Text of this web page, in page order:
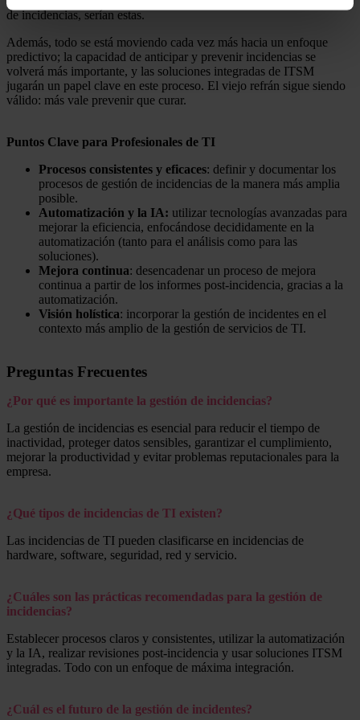
de incidencias, serían estas.
Además, todo se está moviendo cada vez más hacia un enfoque
predictivo; la capacidad de anticipar y prevenir incidencias se
volverá más importante, y las soluciones integradas de ITSM
jugarán un papel clave en este proceso. El viejo refrán sigue siendo
válido: más vale prevenir que curar.
Puntos Clave para Profesionales de TI
Procesos consistentes y eficaces: definir y documentar los
procesos de gestión de incidencias de la manera más amplia
posible.
Automatización y la IA: utilizar tecnologías avanzadas para
mejorar la eficiencia, enfocándose decididamente en la
automatización (tanto para el análisis como para las
soluciones).
Mejora continua: desencadenar un proceso de mejora
continua a partir de los informes post-incidencia, gracias a la
automatización.
Visión holística: incorporar la gestión de incidentes en el
contexto más amplio de la gestión de servicios de TI.
Preguntas Frecuentes
¿Por qué es importante la gestión de incidencias?
La gestión de incidencias es esencial para reducir el tiempo de
inactividad, proteger datos sensibles, garantizar el cumplimiento,
mejorar la productividad y evitar problemas reputacionales para la
empresa.
¿Qué tipos de incidencias de TI existen?
Las incidencias de TI pueden clasificarse en incidencias de
hardware, software, seguridad, red y servicio.
¿Cuáles son las prácticas recomendadas para la gestión de
incidencias?
Establecer procesos claros y consistentes, utilizar la automatización
y la IA, realizar revisiones post-incidencia y usar soluciones ITSM
integradas. Todo con un enfoque de máxima integración.
¿Cuál es el futuro de la gestión de incidentes?